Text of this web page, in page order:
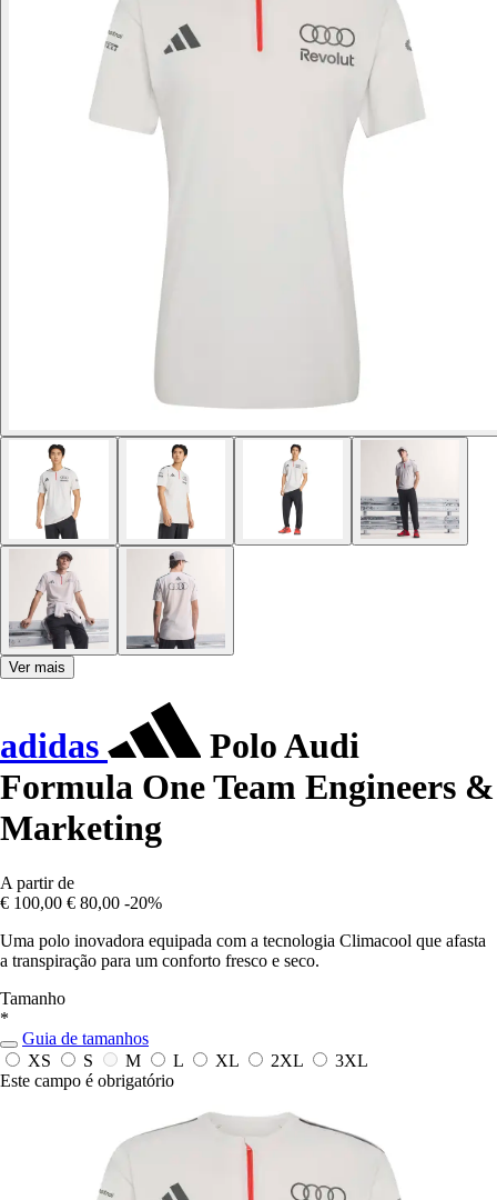
Ver mais
adidas
Polo Audi
Formula One Team Engineers &
Marketing
A partir de
€ 100,00 € 80,00 -20%
Uma polo inovadora equipada com a tecnologia Climacool que afasta
a transpiração para um conforto fresco e seco.
Tamanho
*
Guia de tamanhos
XS
S M L XL 2XL
3XL
Este campo é obrigatório